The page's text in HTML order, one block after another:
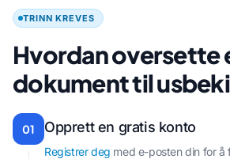
TRINN KREVES
Hvordan oversette
dokument til
01 Opprett en gratis konto
Registrer deg med e-posten din for å